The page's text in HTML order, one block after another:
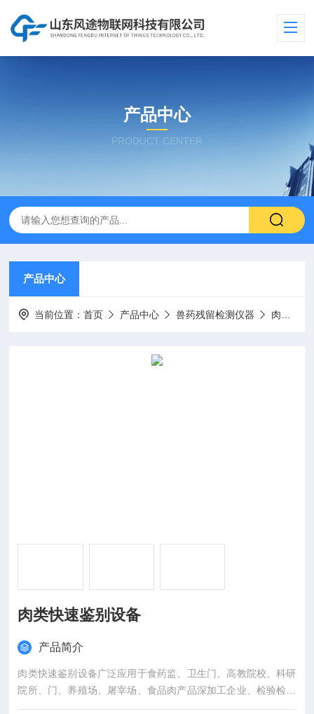
产品中心
PRODUCT CENTER
产品中心
当前位置：首页 产品中心 兽药残留检测仪器 肉类快速鉴别仪
肉类快速鉴别设备
产品简介
肉类快速鉴别设备广泛应用于食药监、卫生门、高教院校、科研
院所、门、养殖场、屠宰场、食品肉产品深加工企业、检验检疫
门等单位使用。